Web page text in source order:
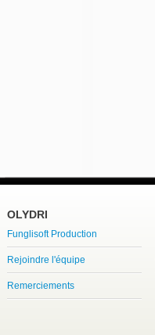
OLYDRI
Funglisoft Production
Rejoindre l'équipe
Remerciements